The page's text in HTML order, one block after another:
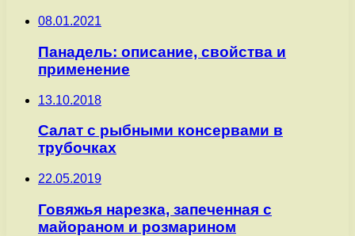
08.01.2021
Панадель: описание, свойства и
применение
13.10.2018
Салат с рыбными консервами в
трубочках
22.05.2019
Говяжья нарезка, запеченная с
майораном и розмарином